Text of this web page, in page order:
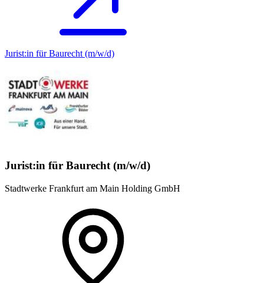
Jurist:in für Baurecht (m/w/d)
Jurist:in für Baurecht (m/w/d)
Stadtwerke Frankfurt am Main Holding GmbH